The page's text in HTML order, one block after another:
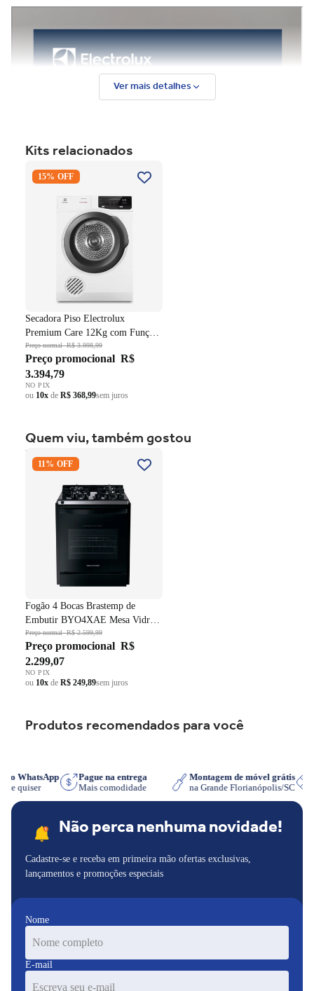
Ver mais detalhes
Kits relacionados
Secadora Piso Electrolux
Premium Care 12Kg com
Branco 220V
15% OFF
Secadora Piso Electrolux
Premium Care 12Kg com Função
AutoSense SFP12 Branco 220V
Preço normalR$ 3.998,99
Preço promocional R$
3.394,79
NO PIX
ou 10x de R$ 368,99sem juros
Quem viu, também gostou
Fogão 4 Bocas Brastemp de
Embutir BYO4XAE Mesa
Fundido Dupla Chama Preto
11% OFF
Fogão 4 Bocas Brastemp de
Embutir BYO4XAE Mesa Vidro
Grade em Ferro Fundido Dupla
Chama Preto Bivolt
Preço normalR$ 2.599,99
Preço promocional R$
2.299,07
NO PIX
ou 10x de R$ 249,89sem juros
Produtos recomendados para você
no WhatsApp
que quiser
Pague na entrega
Mais comodidade
Montagem de móvel grátis
na Grande Florianópolis/SC
Não perca nenhuma novidade!
Cadastre-se e receba em primeira mão ofertas exclusivas,
lançamentos e promoções especiais
Nome
E-mail